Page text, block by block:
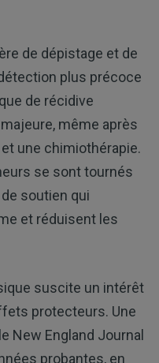
de dépistage et de
plus précoce
de récidive
même après
une chimiothérapie.
se sont tournés
soutien qui
et réduisent les
suscite un intérêt
protecteurs. Une
New England Journal
probantes, en